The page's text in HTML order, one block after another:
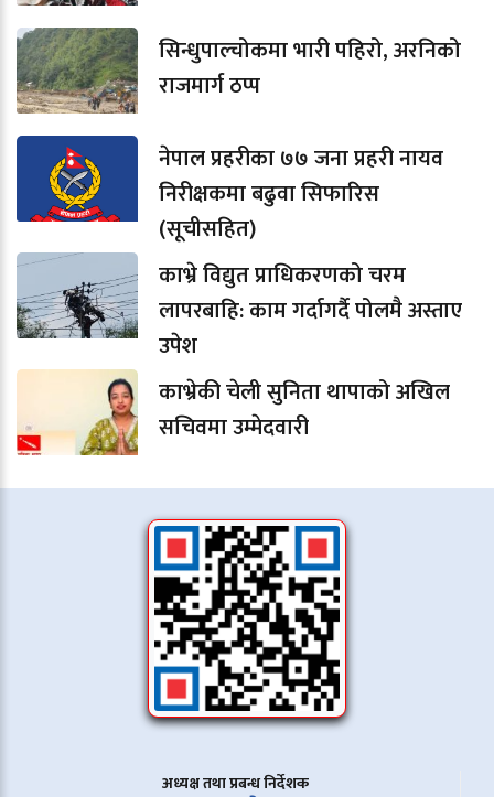
सिन्धुपाल्चोकमा भारी पहिरो, अरनिको
राजमार्ग ठप्प
नेपाल प्रहरीका ७७ जना प्रहरी नायव
निरीक्षकमा बढुवा सिफारिस
(सूचीसहित)
काभ्रे विद्युत प्राधिकरणको चरम
लापरबाहि: काम गर्दागर्दै पोलमै अस्ताए
उपेश
काभ्रेकी चेली सुनिता थापाको अखिल
सचिवमा उम्मेदवारी
अध्यक्ष तथा प्रबन्ध निर्देशक